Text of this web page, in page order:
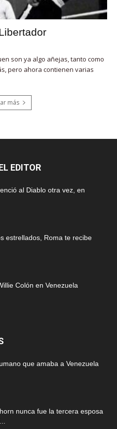
son ya algo añejas, tanto como
pero ahora contienen varias
más
EDITOR
al Diablo otra vez, en
estrellados, Roma te recibe
Colón en Venezuela
que amaba a Venezuela
nunca fue la tercera esposa